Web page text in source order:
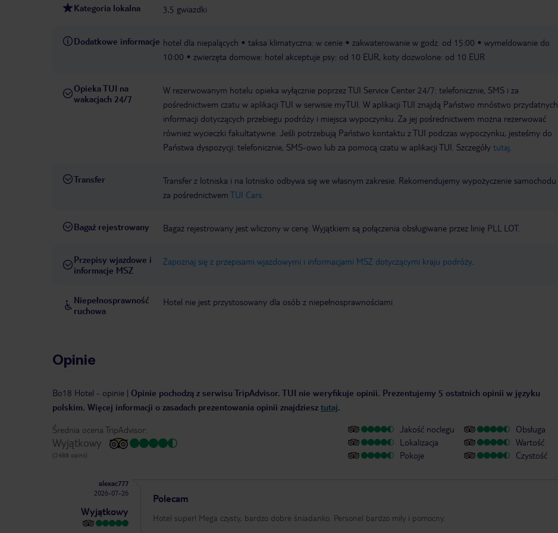
Kategoria lokalna 3,5 gwiazdki
Dodatkowe informacje hotel dla niepalących taksa klimatyczna: w cenie zakwaterowanie w godz. od 15:00
wymeldowanie do
10:00
zwierzęta domowe: hotel akceptuje psy: od 10 EUR, koty dozwolone: od 10 EUR
Opieka TUI na
wakacjach 24/7
W rezerwowanym hotelu opieka wyłącznie poprzez TUI Service Center 24/7: telefonicznie, SMS i za
pośrednictwem czatu w aplikacji TUI w serwisie myTUI. W aplikacji TUI znajdą Państwo mnóstwo przydatnych
informacji dotyczących przebiegu podróży i miejsca wypoczynku. Za jej pośrednictwem można rezerwować
również wycieczki fakultatywne. Jeśli potrzebują Państwo kontaktu z TUI podczas wypoczynku, jesteśmy do
Państwa dyspozycji: telefonicznie, SMS-owo lub za pomocą czatu w aplikacji TUI. Szczegóły tutaj
Transfer
Transfer z lotniska i na lotnisko odbywa się we własnym zakresie. Rekomendujemy wypożyczenie samochodu
za pośrednictwem TUI Cars.
Bagaż rejestrowany Bagaż rejestrowany jest wliczony w cenę. Wyjątkiem są połączenia obsługiwane przez linię PLL LOT.
Przepisy wjazdowe i
informacje MSZ
Zapoznaj się z przepisami wjazdowymi i informacjami MSZ dotyczącymi kraju podróży.
Niepełnosprawność
ruchowa
Hotel nie jest przystosowany dla osób z niepełnosprawnościami
Opinie
Bo18 Hotel - opinie | Opinie pochodzą z serwisu TripAdvisor. TUI nie weryfikuje opinii. Prezentujemy 5 ostatnich opinii w języku
polskim. Więcej informacji o zasadach prezentowania opinii znajdziesz tutaj.
Średnia ocena TripAdvisor:
Wyjątkowy
(2488 opinii)
Jakość noclegu
Lokalizacja
Pokoje
Obsługa
Wartość
Czystość
alexac777
2026-07-26
Wyjątkowy
Polecam
Hotel super! Mega czysty, bardzo dobre śniadanko. Personel bardzo miły i pomocny.